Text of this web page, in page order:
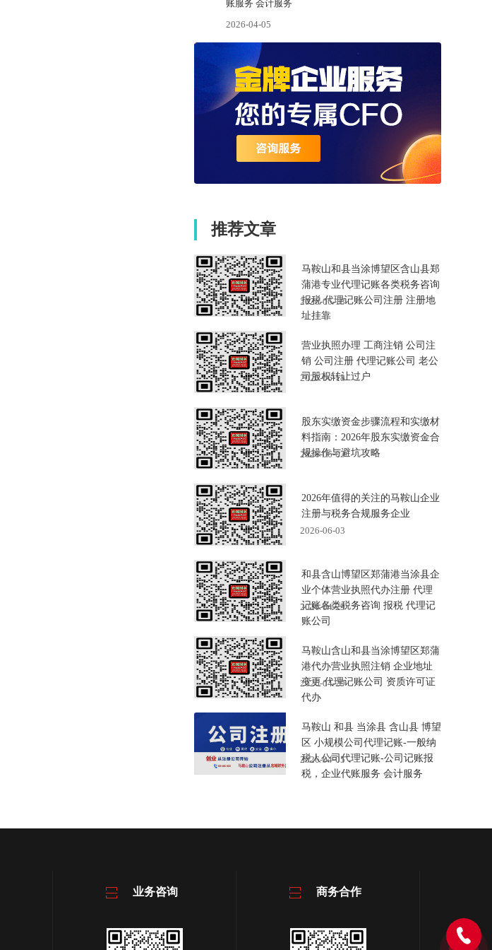
账服务 会计服务
2026-04-05
推荐文章
马鞍山和县当涂博望区含山县郑
蒲港专业代理记账各类税务咨询
报税 代理记账公司注册 注册地
址挂靠
2026-06-18
营业执照办理 工商注销 公司注
销 公司注册 代理记账公司 老公
司股权转让过户
2026-06-18
股东实缴资金步骤流程和实缴材
料指南：2026年股东实缴资金合
规操作与避坑攻略
2026-06-03
2026年值得的关注的马鞍山企业
注册与税务合规服务企业
2026-06-03
和县含山博望区郑蒲港当涂县企
业个体营业执照代办注册 代理
记账各类税务咨询 报税 代理记
账公司
2026-04-29
马鞍山含山和县当涂博望区郑蒲
港代办营业执照注销 企业地址
变更 代理记账公司 资质许可证
代办
2026-04-29
马鞍山 和县 当涂县 含山县 博望
区 小规模公司代理记账-一般纳
税人公司代理记账-公司记账报
税，企业代账服务 会计服务
2026-04-05
业务咨询 商务合作